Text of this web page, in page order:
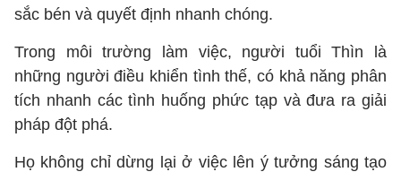
sắc bén và quyết định nhanh chóng.
Trong môi trường làm việc, người tuổi Thìn là
những người điều khiển tình thế, có khả năng phân
tích nhanh các tình huống phức tạp và đưa ra giải
pháp đột phá.
Họ không chỉ dừng lại ở việc lên ý tưởng sáng tạo